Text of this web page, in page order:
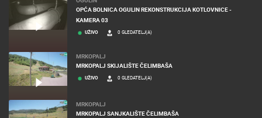
OPĆA BOLNICA OGULIN REKONSTRUKCIJA KOTLOVNICE -
KAMERA 03
UŽIVO 0 GLEDATELJ(A)
MRKOPALJ
MRKOPALJ SKIJALIŠTE ČELIMBAŠA
UŽIVO 0 GLEDATELJ(A)
MRKOPALJ
MRKOPALJ SANJKALIŠTE ČELIMBAŠA